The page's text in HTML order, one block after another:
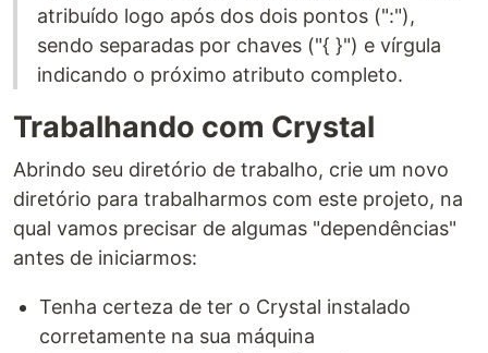
atribuído logo após dos dois pontos (":"),
sendo separadas por chaves ("{ }") e vírgula
indicando o próximo atributo completo.
Trabalhando com Crystal
Abrindo seu diretório de trabalho, crie um novo
diretório para trabalharmos com este projeto, na
qual vamos precisar de algumas "dependências"
antes de iniciarmos:
Tenha certeza de ter o Crystal instalado
corretamente na sua máquina